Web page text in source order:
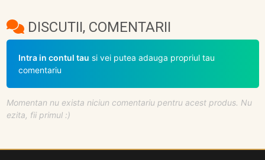
DISCUTII, COMENTARII
Intra in contul tau si vei putea adauga propriul tau
comentariu
Momentan nu exista niciun comentariu pentru acest produs. Nu
ezita, fii primul :)